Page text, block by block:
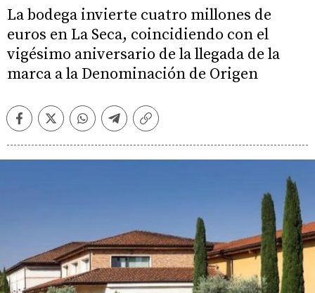
La bodega invierte cuatro millones de
euros en La Seca, coincidiendo con el
vigésimo aniversario de la llegada de la
marca a la Denominación de Origen
FacebookTwitterWhatsappTelegramCopiar